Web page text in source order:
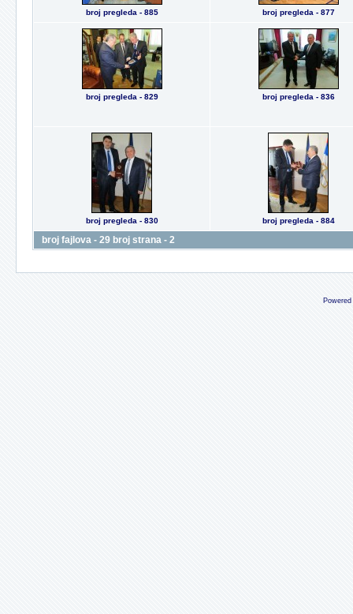
broj pregleda - 885 broj pregleda - 877
broj pregleda - 829 broj pregleda - 836
broj pregleda - 830 broj pregleda - 884
broj fajlova - 29 broj strana - 2